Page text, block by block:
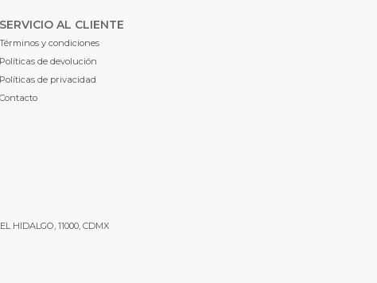
SERVICIO AL CLIENTE
Términos y condiciones
Políticas de devolución
Políticas de privacidad
Contacto
HIDALGO, 11000, CDMX